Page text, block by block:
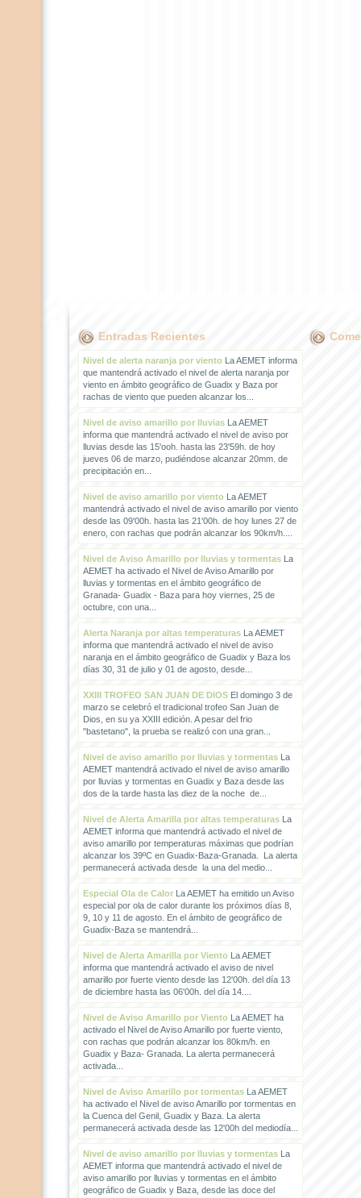
Entradas Recientes
Nivel de alerta naranja por vientoLa AEMET informa
que mantendrá activado el nivel de alerta naranja por
viento en ámbito geográfico de Guadix y Baza por
rachas de viento que pueden alcanzar los...
Nivel de aviso amarillo por lluviasLa AEMET
informa que mantendrá activado el nivel de aviso por
lluvias desde las 15'ooh. hasta las 23'59h. de hoy
jueves 06 de marzo, pudiéndose alcanzar 20mm. de
precipitación en...
Nivel de aviso amarillo por vientoLa AEMET
mantendrá activado el nivel de aviso amarillo por viento
desde las 09'00h. hasta las 21'00h. de hoy lunes 27 de
enero, con rachas que podrán alcanzar los 90km/h....
Nivel de Aviso Amarillo por lluvias y tormentasLa
AEMET ha activado el Nivel de Aviso Amarillo por
lluvias y tormentas en el ámbito geográfico de
Granada- Guadix - Baza para hoy viernes, 25 de
octubre, con una...
Alerta Naranja por altas temperaturasLa AEMET
informa que mantendrá activado el nivel de aviso
naranja en el ámbito geográfico de Guadix y Baza los
días 30, 31 de julio y 01 de agosto, desde...
XXIII TROFEO SAN JUAN DE DIOSEl domingo 3 de
marzo se celebró el tradicional trofeo San Juan de
Dios, en su ya XXIII edición. A pesar del frio
"bastetano", la prueba se realizó con una gran...
Nivel de aviso amarillo por lluvias y tormentasLa
AEMET mantendrá activado el nivel de aviso amarillo
por lluvias y tormentas en Guadix y Baza desde las
dos de la tarde hasta las diez de la noche de...
Nivel de Alerta Amarilla por altas temperaturasLa
AEMET informa que mantendrá activado el nivel de
aviso amarillo por temperaturas máximas que podrían
alcanzar los 39ºC en Guadix-Baza-Granada. La alerta
permanecerá activada desde la una del medio...
Especial Ola de CalorLa AEMET ha emitido un Aviso
especial por ola de calor durante los próximos días 8,
9, 10 y 11 de agosto. En el ámbito de geográfico de
Guadix-Baza se mantendrá...
Nivel de Alerta Amarilla por VientoLa AEMET
informa que mantendrá activado el aviso de nivel
amarillo por fuerte viento desde las 12'00h. del día 13
de diciembre hasta las 06'00h. del día 14....
Nivel de Aviso Amarillo por VientoLa AEMET ha
activado el Nivel de Aviso Amarillo por fuerte viento,
con rachas que podrán alcanzar los 80km/h. en
Guadix y Baza- Granada. La alerta permanecerá
activada...
Nivel de Aviso Amarillo por tormentasLa AEMET
ha activado el Nivel de aviso Amarillo por tormentas en
la Cuenca del Genil, Guadix y Baza. La alerta
permanecerá activada desde las 12'00h del mediodía...
Nivel de aviso amarillo por lluvias y tormentasLa
AEMET informa que mantendrá activado el nivel de
aviso amarillo por lluvias y tormentas en el ámbito
geográfico de Guadix y Baza, desde las doce del